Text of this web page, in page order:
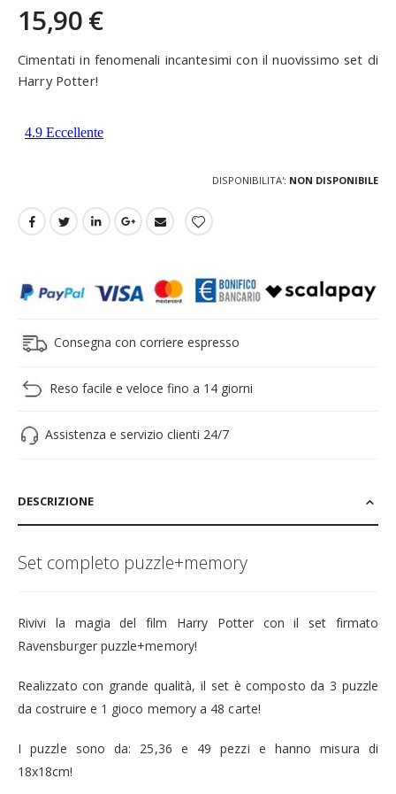
15,90 €
Cimentati in fenomenali incantesimi con il nuovissimo set di
Harry Potter!
DISPONIBILITA': NON DISPONIBILE
Consegna con corriere espresso
Reso facile e veloce fino a 14 giorni
Assistenza e servizio clienti 24/7
DESCRIZIONE
Set completo puzzle+memory
Rivivi la magia del film Harry Potter con il set firmato
Ravensburger puzzle+memory!
Realizzato con grande qualità, il set è composto da 3 puzzle
da costruire e 1 gioco memory a 48 carte!
I puzzle sono da: 25,36 e 49 pezzi e hanno misura di
18x18cm!